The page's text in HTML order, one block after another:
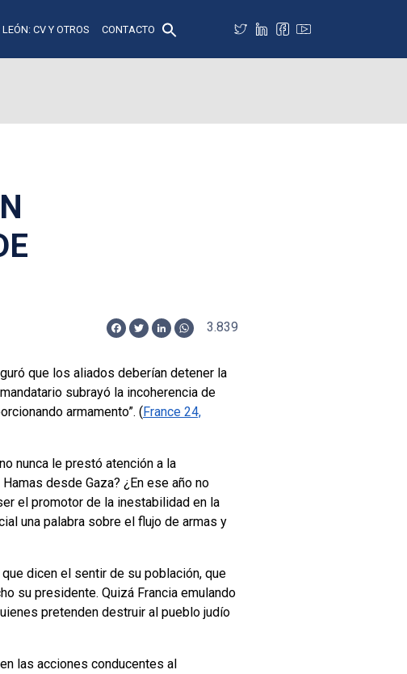
LEÓN: CV Y OTROS CONTACTO
Facebook
TwitterLinkedInWhatsApp
3.839
que los aliados deberían detener la
subrayó la incoherencia de
armamento”. (France 24,
nunca le prestó atención a la
desde Gaza? ¿En ese año no
el promotor de la inestabilidad en la
una palabra sobre el flujo de armas y
dicen el sentir de su población, que
su presidente. Quizá Francia emulando
pretenden destruir al pueblo judío
las acciones conducentes al